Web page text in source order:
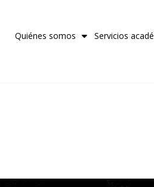
Quiénes somos Servicios